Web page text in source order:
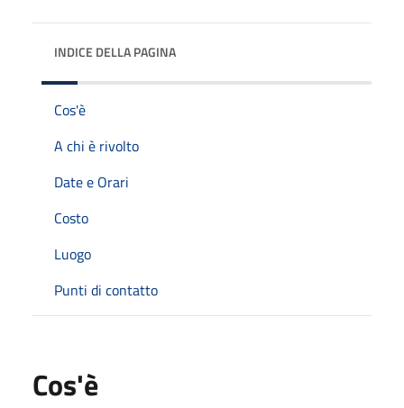
INDICE DELLA PAGINA
Cos'è
A chi è rivolto
Date e Orari
Costo
Luogo
Punti di contatto
Cos'è